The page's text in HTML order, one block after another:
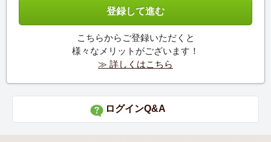
こちらからご登録いただくと
様々なメリットがございます！
≫ 詳しくはこちら